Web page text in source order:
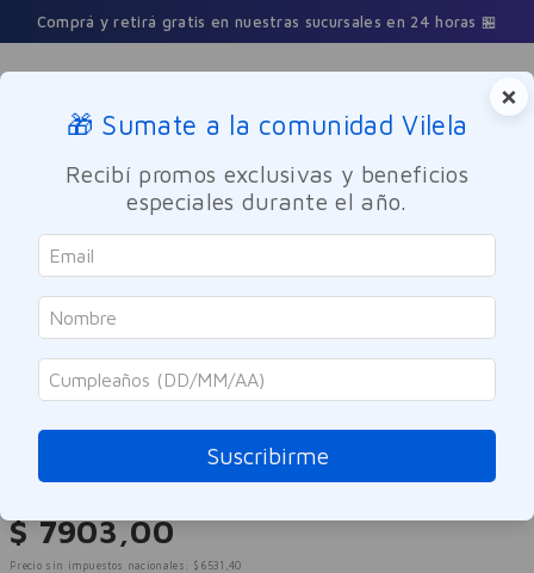
Comprá y retirá gratis en nuestras sucursales en 24 horas 🏪
Buscar
Cuidado Personal Cuidado del Cabello Shampoo
Head & Shoulders
Shampoo Dermo Sensitive Aloe
180ml
Referencia:-315018
$ 7903,00
Precio sin impuestos nacionales: $ 6531 ,40
×
🎁 Sumate a la comunidad Vilela
Recibí promos exclusivas y beneficios
especiales durante el año.
Suscribirme